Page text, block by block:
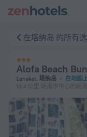
在塔纳岛 的所有
Alofa Beach
Lenakel, 塔纳岛
在地图
13.4 公里
距离市中心的距离
Alofa Beach Bungalows